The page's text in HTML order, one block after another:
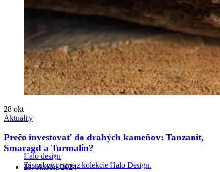
Halo design
Zásnubné prstne z kolekcie Halo Design.
28 okt
Aktuality
Prečo investovať do drahých kameňov: Tanzanit,
Smaragd a Turmalín?
28. októbra 2024